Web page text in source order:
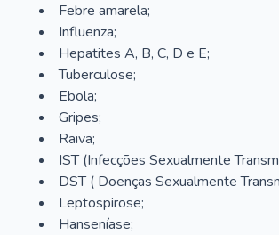
Febre amarela;
Influenza;
Hepatites A, B, C, D e E;
Tuberculose;
Ebola;
Gripes;
Raiva;
IST (Infecções Sexualmente
DST ( Doenças Sexualmente
Leptospirose;
Hanseníase;